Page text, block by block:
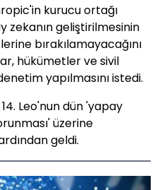
kurucu ortağı
zekanın geliştirilmesinin
bırakılamayacağını
hükümetler ve sivil
yapılmasını istedi.
14. Leo'nun dün 'yapay
üzerine
geldi.